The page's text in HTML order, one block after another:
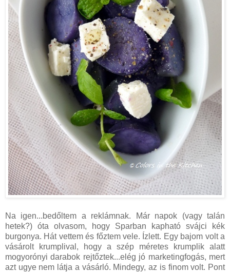
Na igen...bedőltem a reklámnak. Már napok (vagy talán
hetek?) óta olvasom, hogy Sparban kapható svájci kék
burgonya. Hát vettem és főztem vele. Ízlett. Egy bajom volt a
vásárolt krumplival, hogy a szép méretes krumplik alatt
mogyorónyi darabok rejtőztek...elég jó marketingfogás, mert
azt ugye nem látja a vásárló. Mindegy, az is finom volt. Pont